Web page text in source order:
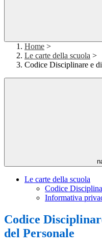
Home >
Le carte della scuola >
Codice Disciplinare e
Le carte della scuola
Codice
Informativa
Codice
del Personale